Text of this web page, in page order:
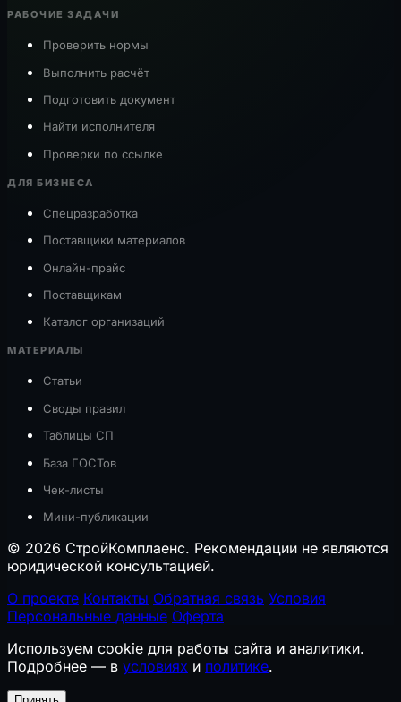
РАБОЧИЕ ЗАДАЧИ
Проверить нормы
Выполнить расчёт
Подготовить документ
Найти исполнителя
Проверки по ссылке
ДЛЯ БИЗНЕСА
Спецразработка
Поставщики материалов
Онлайн-прайс
Поставщикам
Каталог организаций
МАТЕРИАЛЫ
Статьи
Своды правил
Таблицы СП
База ГОСТов
Чек-листы
Мини-публикации
© 2026 СтройКомплаенс. Рекомендации не являются
юридической консультацией.
О проекте Контакты Обратная связь Условия
Персональные данные Оферта
Используем cookie для работы сайта и аналитики.
Подробнее — в условиях и политике.